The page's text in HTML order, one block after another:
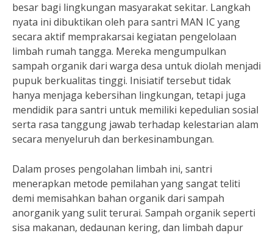
besar bagi lingkungan masyarakat sekitar. Langkah
nyata ini dibuktikan oleh para santri MAN IC yang
secara aktif memprakarsai kegiatan pengelolaan
limbah rumah tangga. Mereka mengumpulkan
sampah organik dari warga desa untuk diolah menjadi
pupuk berkualitas tinggi. Inisiatif tersebut tidak
hanya menjaga kebersihan lingkungan, tetapi juga
mendidik para santri untuk memiliki kepedulian sosial
serta rasa tanggung jawab terhadap kelestarian alam
secara menyeluruh dan berkesinambungan.
Dalam proses pengolahan limbah ini, santri
menerapkan metode pemilahan yang sangat teliti
demi memisahkan bahan organik dari sampah
anorganik yang sulit terurai. Sampah organik seperti
sisa makanan, dedaunan kering, dan limbah dapur